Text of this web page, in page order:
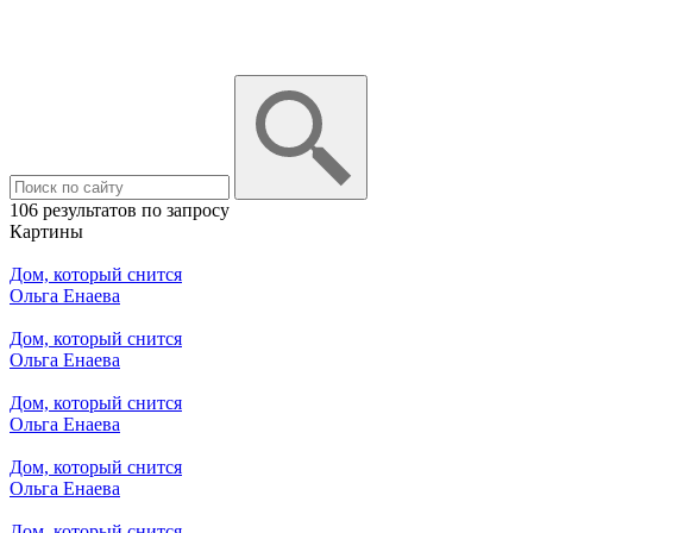
106 результатов по запросу
Картины
Дом, который снится
Ольга Енаева
Дом, который снится
Ольга Енаева
Дом, который снится
Ольга Енаева
Дом, который снится
Ольга Енаева